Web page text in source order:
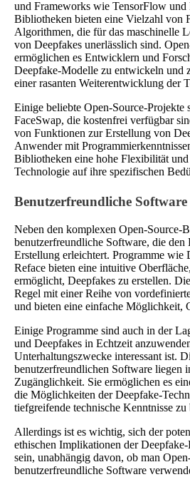
und Frameworks wie TensorFlow und
Bibliotheken bieten eine Vielzahl von
Algorithmen, die für das maschinelle
von Deepfakes unerlässlich sind.
ermöglichen es Entwicklern und
Deepfake-Modelle zu entwickeln und
einer rasanten Weiterentwicklung der
Einige beliebte Open-Source-Projekte
FaceSwap, die kostenfrei verfügbar
von Funktionen zur Erstellung von
Anwender mit
Bibliotheken eine hohe Flexibilität
Technologie auf ihre spezifischen
Benutzerfreundliche
Neben den komplexen Open-Source-
benutzerfreundliche Software, die
Erstellung erleichtert. Programme wie
Reface bieten eine intuitive
ermöglicht, Deepfakes zu erstellen.
Regel mit einer Reihe von
und bieten eine einfache Möglichkeit,
Einige Programme sind auch in der
und Deepfakes in Echtzeit
Unterhaltungszwecke interessant ist.
benutzerfreundlichen Software liegen
Zugänglichkeit. Sie ermöglichen es
die Möglichkeiten der Deepfake-
tiefgreifende technische Kenntnisse zu
Allerdings ist es wichtig, sich der
ethischen Implikationen der
sein, unabhängig davon, ob man
benutzerfreundliche Software